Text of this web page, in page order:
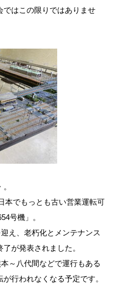
はこの限りではありませ
本でもっとも古い営業運転可
号機」。
え、老朽化とメンテナンス
が発表されました。
～八代間などで運行もある
行われなくなる予定です。